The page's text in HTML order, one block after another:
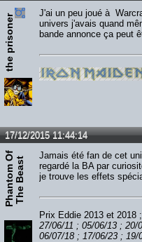
the prisoner
J'ai un peu joué à
univers j'avais quand
bande annonce ça peut
17/12/2015 11:44:14
P
h
a
n
t
o
m
O
f
T
h
e
B
e
a
st
Jamais été fan de cet
regardé la BA par
je trouve les effets
Prix Eddie 2013 et 2018
27/06/11 ; 05/06/13 ; 20/
06/07/18 ; 17/06/23 ; 19/